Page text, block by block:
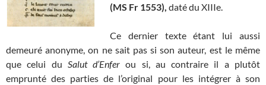
(MS Fr 1553), daté du XIIIe.
Ce dernier texte étant lui aussi
demeuré anonyme, on ne sait pas si son auteur, est le même
que celui du Salut d’Enfer ou si, au contraire il a plutôt
emprunté des parties de l’original pour les intégrer à son